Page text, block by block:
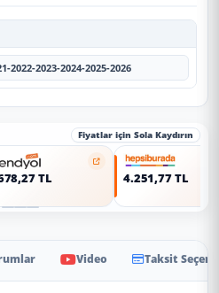
2022-2023-2024-2025-2026
Fiyatlar için Sola Kaydırın
TL 4.251,77 TL
Video Taksit